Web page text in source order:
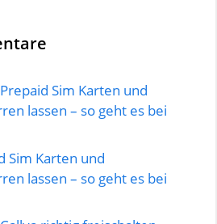
Prepaid Sim Karten und
lassen – so geht es bei
Sim Karten und
lassen – so geht es bei